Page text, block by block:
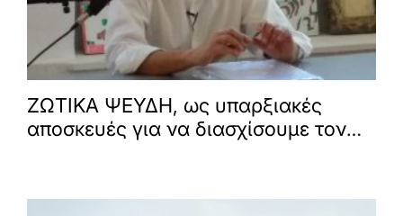
ZΩΤΙΚΑ ΨΕΥΔΗ, ως υπαρξιακές
αποσκευές για να διασχίσουμε τον